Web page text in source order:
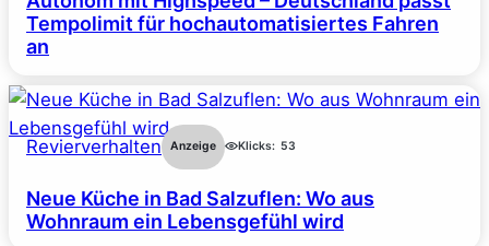
Tempolimit für hochautomatisiertes Fahren
an
Revierverhalten Anzeige Klicks: 53
Neue Küche in Bad Salzuflen: Wo aus
Wohnraum ein Lebensgefühl wird